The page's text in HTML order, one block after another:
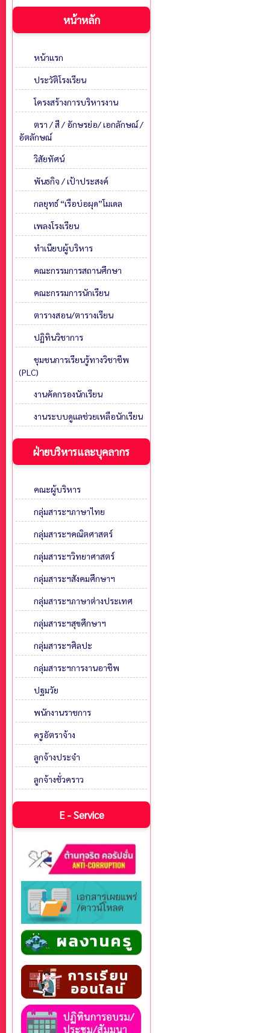
หน้าหลัก
หน้าแรก
ประวัติโรงเรียน
โครงสร้างการบริหารงาน
ตรา / สี / อักษรย่อ/ เอกลักษณ์ /
อัตลักษณ์
วิสัยทัศน์
พันธกิจ / เป้าประสงค์
กลยุทธ์ “เรือบ่อผุด”โมเดล
เพลงโรงเรียน
ทำเนียบผู้บริหาร
คณะกรรมการสถานศึกษา
คณะกรรมการนักเรียน
ตารางสอน/ตารางเรียน
ปฏิทินวิชาการ
ชุมชนการเรียนรู้ทางวิชาชีพ
(PLC)
งานคัดกรองนักเรียน
งานระบบดูแลช่วยเหลือนักเรียน
ฝ่ายบริหารและบุคลากร
คณะผู้บริหาร
กลุ่มสาระฯภาษาไทย
กลุ่มสาระฯคณิตศาสตร์
กลุ่มสาระฯวิทยาศาสตร์
กลุ่มสาระฯสังคมศึกษาฯ
กลุ่มสาระฯภาษาต่างประเทศ
กลุ่มสาระฯสุขศึกษาฯ
กลุ่มสาระฯศิลปะ
กลุ่มสาระฯการงานอาชีพ
ปฐมวัย
พนักงานราชการ
ครูอัตราจ้าง
ลูกจ้างประจำ
ลูกจ้างชั่วคราว
E - Service